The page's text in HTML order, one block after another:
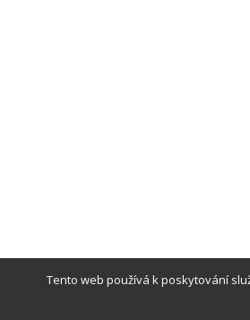
Tento web používá k poskytování